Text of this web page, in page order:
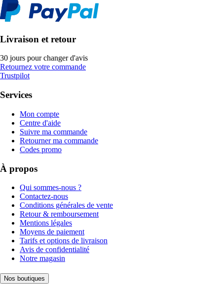
Livraison et retour
30 jours pour changer d'avis
Retournez votre commande
Trustpilot
Services
Mon compte
Centre d'aide
Suivre ma commande
Retourner ma commande
Codes promo
À propos
Qui sommes-nous ?
Contactez-nous
Conditions générales de vente
Retour & remboursement
Mentions légales
Moyens de paiement
Tarifs et options de livraison
Avis de confidentialité
Notre magasin
Nos boutiques